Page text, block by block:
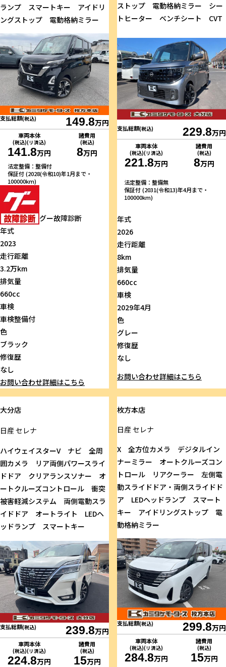
ランプ スマートキー アイドリ
ングストップ 電動格納ミラー
支払総額(税込) 149.8万円
車両本体
(税込)(リ済込)
141.8万円
諸費用
(税込)
8万円
法定整備：整備付
保証付 (2028(令和10)年1月まで・
100000km)
グー故障診断
年式
2023
走行距離
3.2万km
排気量
660cc
車検
車検整備付
色
ブラック
修復歴
なし
お問い合わせ詳細はこちら
ストップ 電動格納ミラー シー
トヒーター ベンチシート CVT
支払総額(税込) 229.8万円
車両本体
(税込)(リ済込)
221.8万円
諸費用
(税込)
8万円
法定整備：整備無
保証付 (2031(令和13)年4月まで・
100000km)
年式
2026
走行距離
8km
排気量
660cc
車検
2029年4月
色
グレー
修復歴
なし
お問い合わせ詳細はこちら
大分店
日産セレナ
ハイウェイスターV ナビ 全周
囲カメラ リア両側パワースライ
ドドア クリアランスソナー オ
ートクルーズコントロール 衝突
被害軽減システム 両側電動スラ
イドドア オートライト LEDヘ
ッドランプ スマートキー
支払総額(税込) 239.8万円
車両本体
(税込)(リ済込)
224.8万円
諸費用
(税込)
15万円
枚方本店
日産セレナ
X 全方位カメラ デジタルイン
ナーミラー オートクルーズコン
トロール リアクーラー 左側電
動スライドドア・両側スライドド
ア LEDヘッドランプ スマート
キー アイドリングストップ 電
動格納ミラー
支払総額(税込) 299.8万円
車両本体
(税込)(リ済込)
284.8万円
諸費用
(税込)
15万円